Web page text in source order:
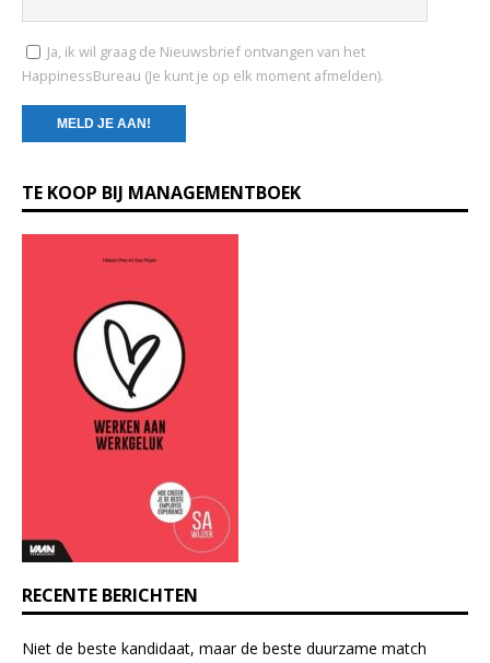
Ja, ik wil graag de Nieuwsbrief ontvangen van het
HappinessBureau (Je kunt je op elk moment afmelden).
o
n
.
l
TE KOOP BIJ MANAGEMENTBOEK
RECENTE BERICHTEN
Niet de beste kandidaat, maar de beste duurzame match